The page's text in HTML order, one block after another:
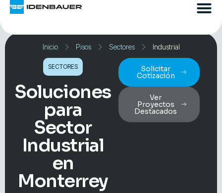
Inicio Pisos Sectores Industrial
SECTORES
Soluciones
para
Sector
Industrial
en
Monterrey
Solicitar
Cotización
Ver
Proyectos
Destacados